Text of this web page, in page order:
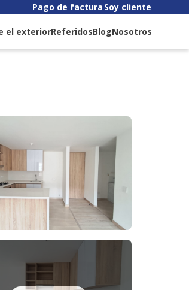
Pago de factura Soy cliente
el exteriorReferidosBlogNosotros